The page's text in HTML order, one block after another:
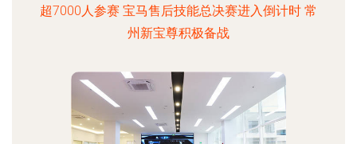
超7000人参赛 宝马售后技能总决赛进入倒计时 常
州新宝尊积极备战